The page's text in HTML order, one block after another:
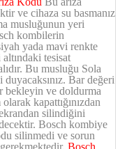
ve cihaza su basmanız
musluğunun yeri
kombilerin
yada mavi renkte
tesisat
Bu musluğu Sola
Bar değeri
bekleyin ve doldurma
kapattığınızdan
silindiğini
Bosch kombiye
silinmedi ve sorun